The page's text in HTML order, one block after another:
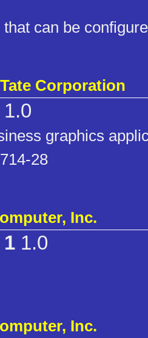
can be
Corporation
1.0
graphics
28
Inc.
1.0
Inc.